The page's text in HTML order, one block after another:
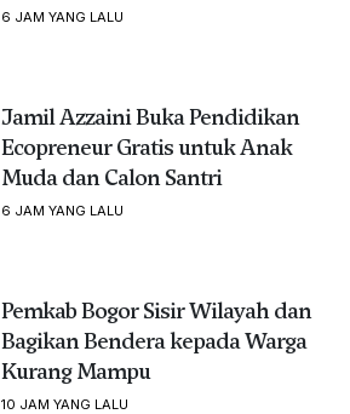
6 JAM YANG LALU
Jamil Azzaini Buka Pendidikan
Ecopreneur Gratis untuk Anak
Muda dan Calon Santri
6 JAM YANG LALU
Pemkab Bogor Sisir Wilayah dan
Bagikan Bendera kepada Warga
Kurang Mampu
10 JAM YANG LALU